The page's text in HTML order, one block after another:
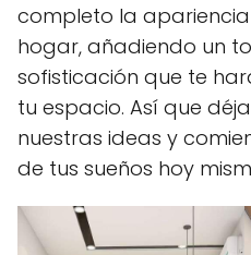
completo la
hogar, añadiendo un
sofisticación que te
tu espacio. Así que
nuestras ideas y
de tus sueños hoy